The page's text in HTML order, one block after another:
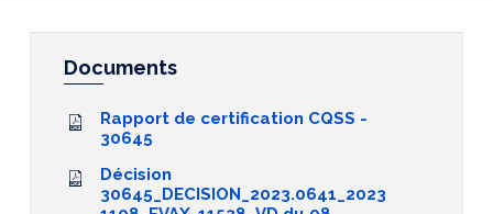
Documents
Rapport de certification CQSS -
30645
Décision
30645_DECISION_2023.0641_2023